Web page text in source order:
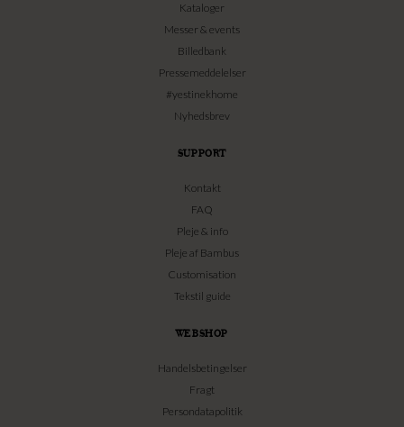
Kataloger
Messer & events
Billedbank
Pressemeddelelser
#yestinekhome
Nyhedsbrev
SUPPORT
Kontakt
FAQ
Pleje & info
Pleje af Bambus
Customisation
Tekstil guide
WEBSHOP
Handelsbetingelser
Fragt
Persondatapolitik